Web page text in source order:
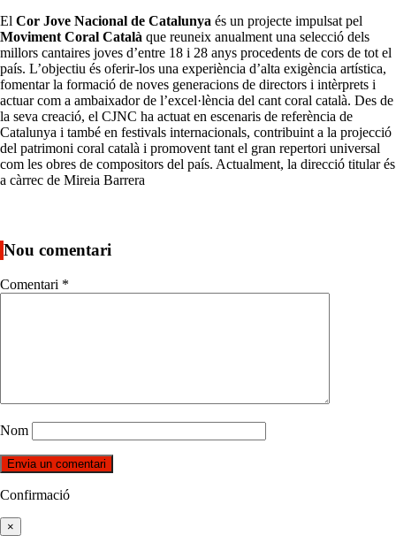
El Cor Jove Nacional de Catalunya és un projecte impulsat pel
Moviment Coral Català que reuneix anualment una selecció dels
millors cantaires joves d’entre 18 i 28 anys procedents de cors de tot el
país. L’objectiu és oferir-los una experiència d’alta exigència artística,
fomentar la formació de noves generacions de directors i intèrprets i
actuar com a ambaixador de l’excel·lència del cant coral català. Des de
la seva creació, el CJNC ha actuat en escenaris de referència de
Catalunya i també en festivals internacionals, contribuint a la projecció
del patrimoni coral català i promovent tant el gran repertori universal
com les obres de compositors del país. Actualment, la direcció titular és
a càrrec de Mireia Barrera
Nou comentari
Comentari *
Nom
Confirmació
×